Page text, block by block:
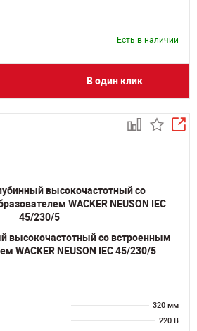
Есть в наличии
В один клик
высокочастотный со встроенным
WACKER NEUSON IEC 45/230/5
320 мм
220 В